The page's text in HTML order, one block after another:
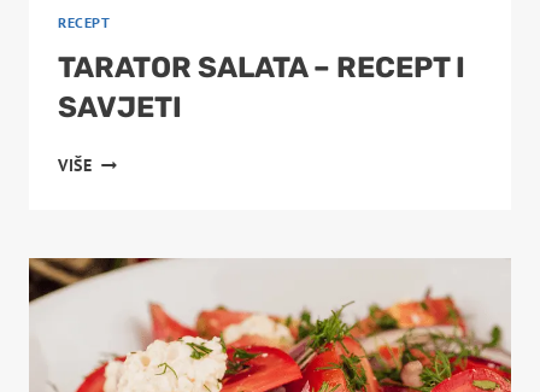
RECEPT
TARATOR SALATA – RECEPT I
SAVJETI
VIŠETARATOR
I
SAVJETI